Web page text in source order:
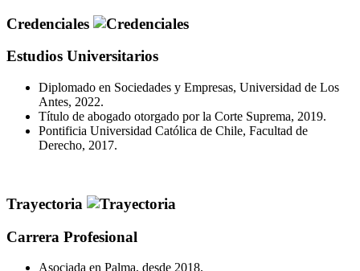
Credenciales
Estudios Universitarios
Diplomado en Sociedades y Empresas, Universidad de Los
Antes, 2022.
Título de abogado otorgado por la Corte Suprema, 2019.
Pontificia Universidad Católica de Chile, Facultad de
Derecho, 2017.
Trayectoria
Carrera Profesional
Asociada en Palma, desde 2018.